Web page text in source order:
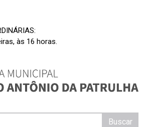
Aberta
às 16 horas.
Buscar